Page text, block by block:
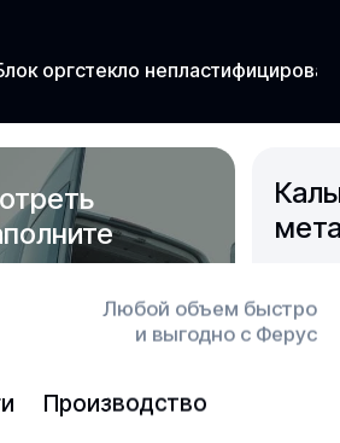
Любой объем быстро
и выгодно с Ферус
Производство
оргстекло
вам через